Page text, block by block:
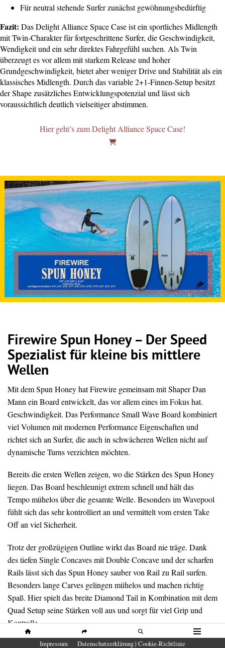
SHARE SUCHE
Für neutral stehende Surfer zunächst gewöhnungsbedürftig
Fazit: Das Delight Alliance Space Case ist ein sportliches Midlength
mit Twin-Charakter für fortgeschrittene Surfer, die Geschwindigkeit,
Wendigkeit und ein sehr direktes Fahrgefühl suchen. Als Twin
überzeugt es vor allem mit starkem Release und hoher
Grundgeschwindigkeit, bietet aber weniger Drive und Stabilität als ein
klassisches Midlength. Durch das variable 2+1-Finnen-Setup besitzt
der Shape zusätzliches Entwicklungspotenzial und lässt sich
voraussichtlich deutlich vielseitiger abstimmen.
Hier geht’s zum Delight Alliance Space Case!
Firewire Spun Honey – Der Speed
Spezialist für kleine bis mittlere
Wellen
Mit dem Spun Honey hat Firewire gemeinsam mit Shaper Dan
Mann ein Board entwickelt, das vor allem eines im Fokus hat.
Geschwindigkeit. Das Performance Small Wave Board kombiniert
viel Volumen mit modernen Performance Eigenschaften und
richtet sich an Surfer, die auch in schwächeren Wellen nicht auf
dynamische Turns verzichten möchten.
Bereits die ersten Wellen zeigen, wo die Stärken des Spun Honey
liegen. Das Board beschleunigt extrem schnell und hält das
Tempo mühelos über die gesamte Welle. Besonders im Wavepool
fühlt sich das sehr kontrolliert an und vermittelt vom ersten Take
Off an viel Sicherheit.
Trotz der großzügigen Outline wirkt das Board nie träge. Dank
des tiefen Single Concaves mit Double Concave und der scharfen
Rails lässt sich das Spun Honey sauber von Rail zu Rail surfen.
Besonders lange Carves gelingen mühelos und machen richtig
Spaß. Hier spielt das breite Diamond Tail in Kombination mit dem
Quad Setup seine Stärken voll aus und sorgt für viel Grip und
Kontrolle.
Bei schnellen Snaps oder sehr engen Richtungswechseln stößt das
Impressum Datenschutzerklärung | Cookie-Richtlinie